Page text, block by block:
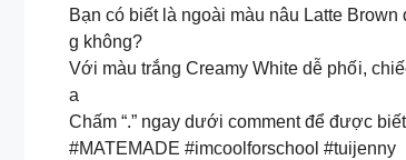
Bạn có biết là ngoài màu nâu Latte
g không?
Với màu trắng Creamy White dễ phối,
a
Chấm “.” ngay dưới comment để được
#MATEMADE #imcoolforschool #tuijenny